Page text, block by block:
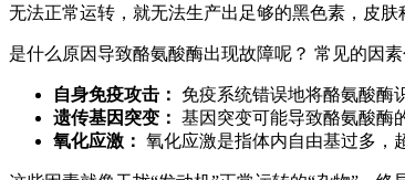
无法正常运转，就无法生产出足够的黑色素，皮肤
是什么原因导致酪氨酸酶出现故障呢？ 常见的因素
自身免疫攻击：
免疫系统错误地将酪氨酸酶
遗传基因突变： 基因突变可能导致酪氨酸酶
氧化应激： 氧化应激是指体内自由基过多，